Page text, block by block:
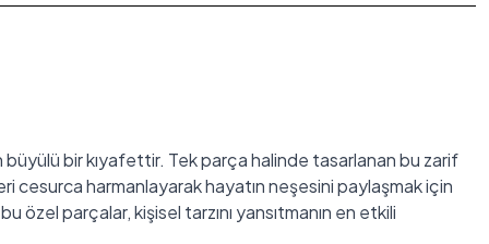
büyülü bir kıyafettir. Tek parça halinde tasarlanan bu zarif
cesurca harmanlayarak hayatın neşesini paylaşmak için
özel parçalar, kişisel tarzını yansıtmanın en etkili